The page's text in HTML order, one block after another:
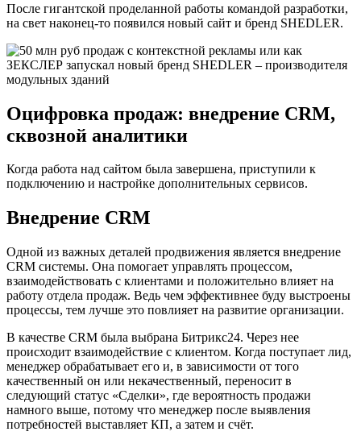
После гигантской проделанной работы командой разработки,
на свет наконец-то появился новый сайт и бренд SHEDLER.
Оцифровка продаж: внедрение CRM,
сквозной аналитики
Когда работа над сайтом была завершена, приступили к
подключению и настройке дополнительных сервисов.
Внедрение CRM
Одной из важных деталей продвижения является внедрение
CRM системы. Она помогает управлять процессом,
взаимодействовать с клиентами и положительно влияет на
работу отдела продаж. Ведь чем эффективнее буду выстроены
процессы, тем лучше это повлияет на развитие организации.
В качестве CRM была выбрана Битрикс24. Через нее
происходит взаимодействие с клиентом. Когда поступает лид,
менеджер обрабатывает его и, в зависимости от того
качественный он или некачественный, переносит в
следующий статус «Сделки», где вероятность продажи
намного выше, потому что менеджер после выявления
потребностей выставляет КП, а затем и счёт.